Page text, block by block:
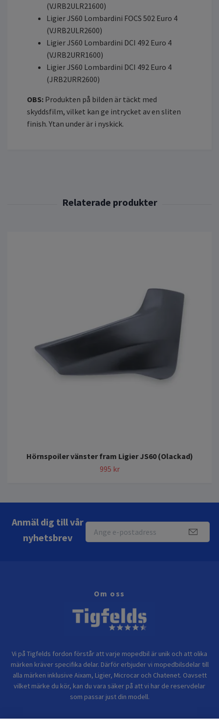
(VJRB2ULR21600)
Ligier JS60 Lombardini FOCS 502 Euro 4
(VJRB2ULR2600)
Ligier JS60 Lombardini DCI 492 Euro 4
(VJRB2URR1600)
Ligier JS60 Lombardini DCI 492 Euro 4
(JRB2URR2600)
OBS: Produkten på bilden är täckt med
skyddsfilm, vilket kan ge intrycket av en sliten
finish. Ytan under är i nyskick.
Hörnspoiler vänster fram Ligier JS60 (Olackad)
995 kr
Anmäl dig till vår
nyhetsbrev
Om oss
Vi på Tigfelds fordon förstår att varje mopedbil är unik och att olika
märken kräver specifika delar. Därför erbjuder vi mopedbilsdelar till
alla märken inklusive Aixam, Ligier, Microcar och Chatenet. Oavsett
vilket märke du kör, kan du vara säker på att vi har de reservdelar
som passar just din modell.